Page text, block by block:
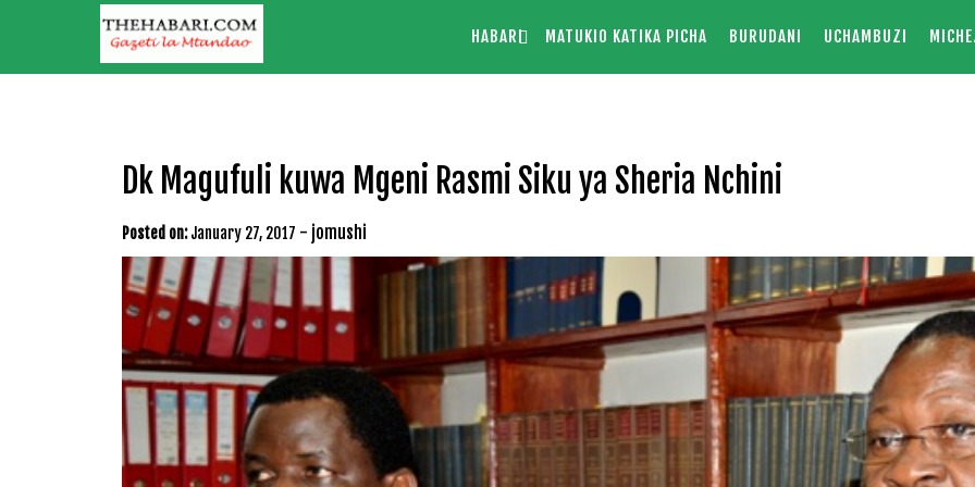
HABARI MATUKIO KATIKA PICHA BURUDANI UCHAMBUZI
Dk Magufuli kuwa Mgeni Rasmi Siku ya Sheria Nchini
Posted on: January 27, 2017 - jomushi